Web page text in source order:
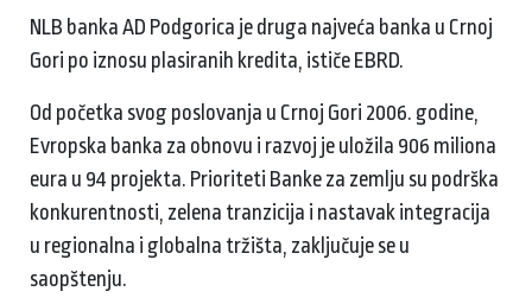
NLB banka AD Podgorica je druga najveća banka u Crnoj
Gori po iznosu plasiranih kredita, ističe EBRD.
Od početka svog poslovanja u Crnoj Gori 2006. godine,
Evropska banka za obnovu i razvoj je uložila 906 miliona
eura u 94 projekta. Prioriteti Banke za zemlju su podrška
konkurentnosti, zelena tranzicija i nastavak integracija
u regionalna i globalna tržišta, zaključuje se u
saopštenju.